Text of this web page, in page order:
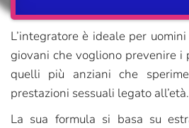
L’integratore è ideale per
giovani che vogliono prevenire i
quelli più anziani che
prestazioni sessuali legato all’età.
La sua formula si basa su